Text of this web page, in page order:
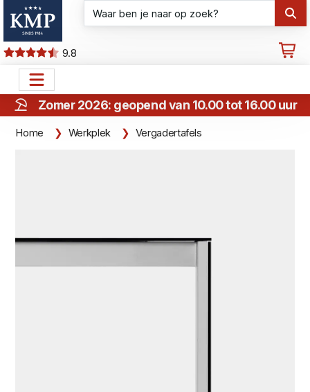
9.8
Zomer 2026: geopend van 10.00 tot 16.00 uur
Home Werkplek Vergadertafels